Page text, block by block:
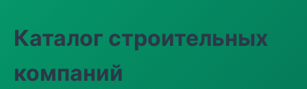
Каталог строительных
компаний